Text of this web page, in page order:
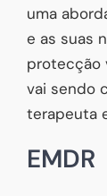
uma
e as suas
protecção
vai sendo
terapeuta
EMDR